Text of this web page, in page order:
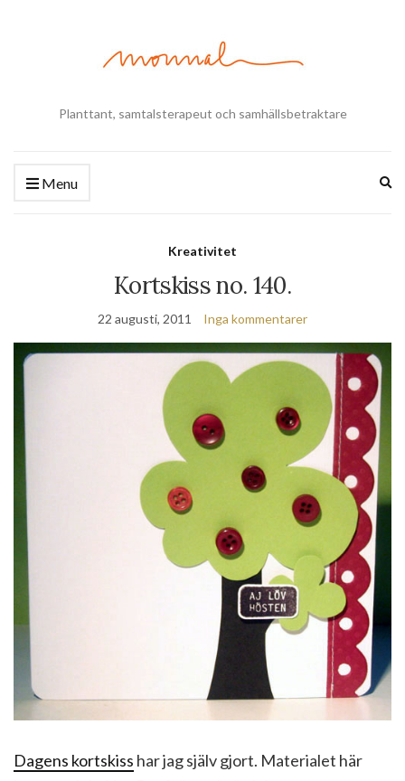
Planttant, samtalsterapeut och samhällsbetraktare
Menu
Kreativitet
Kortskiss no. 140.
22 augusti, 2011 Inga kommentarer
Dagens kortskiss har jag själv gjort. Materialet här